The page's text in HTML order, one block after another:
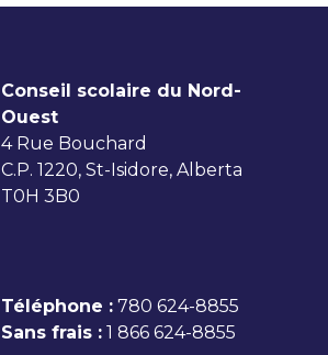
Conseil scolaire du Nord-
Ouest
4 Rue Bouchard
C.P. 1220, St-Isidore, Alberta
T0H 3B0
Téléphone : 780 624-8855
Sans frais : 1 866 624-8855